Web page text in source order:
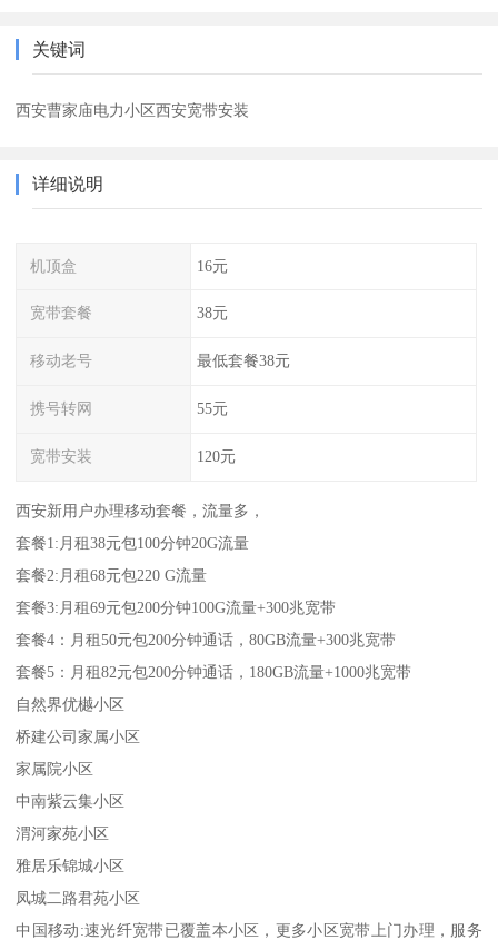
关键词
西安曹家庙电力小区西安宽带安装
详细说明
机顶盒 16元
宽带套餐 38元
移动老号 最低套餐38元
携号转网 55元
宽带安装 120元
西安新用户办理移动套餐，流量多，
套餐1:月租38元包100分钟20G流量
套餐2:月租68元包220 G流量
套餐3:月租69元包200分钟100G流量+300兆宽带
套餐4：月租50元包200分钟通话，80GB流量+300兆宽带
套餐5：月租82元包200分钟通话，180GB流量+1000兆宽带
自然界优樾小区
桥建公司家属小区
家属院小区
中南紫云集小区
渭河家苑小区
雅居乐锦城小区
凤城二路君苑小区
中国移动:速光纤宽带已覆盖本小区，更多小区宽带上门办理，服务